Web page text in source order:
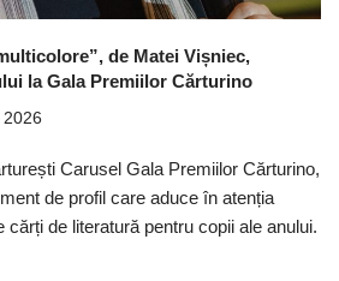
de Matei Vișniec,
la Gala Premiilor Cărturino
2026
Carusel Gala Premiilor Cărturino,
de profil care aduce în atenția
cărți de literatură pentru copii ale anului.